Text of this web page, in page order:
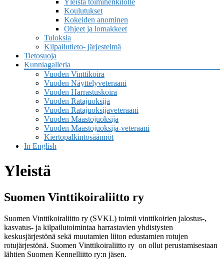
Yleistä toimihenkilölle
Koulutukset
Kokeiden anominen
Ohjeet ja lomakkeet
Tuloksia
Kilpailutieto- järjestelmä
Tietosuoja
Kunniagalleria
Vuoden Vinttikoira
Vuoden Näyttelyveteraani
Vuoden Harrastuskoira
Vuoden Ratajuoksija
Vuoden Ratajuoksijaveteraani
Vuoden Maastojuoksija
Vuoden Maastojuoksija-veteraani
Kiertopalkintosäännöt
In English
Yleistä
Suomen Vinttikoiraliitto ry
Suomen Vinttikoiraliitto ry (SVKL) toimii vinttikoirien jalostus-,
kasvatus- ja kilpailutoimintaa harrastavien yhdistysten
keskusjärjestönä sekä muutamien liiton edustamien rotujen
rotujärjestönä. Suomen Vinttikoiraliitto ry on ollut perustamisestaan
lähtien Suomen Kennelliitto ry:n jäsen.